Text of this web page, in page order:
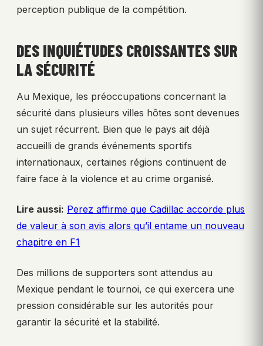
perception publique de la compétition.
DES INQUIÉTUDES CROISSANTES SUR
LA SÉCURITÉ
Au Mexique, les préoccupations concernant la
sécurité dans plusieurs villes hôtes sont devenues
un sujet récurrent. Bien que le pays ait déjà
accueilli de grands événements sportifs
internationaux, certaines régions continuent de
faire face à la violence et au crime organisé.
Lire aussi: Perez affirme que Cadillac accorde plus
de valeur à son avis alors qu’il entame un nouveau
chapitre en F1
Des millions de supporters sont attendus au
Mexique pendant le tournoi, ce qui exercera une
pression considérable sur les autorités pour
garantir la sécurité et la stabilité.